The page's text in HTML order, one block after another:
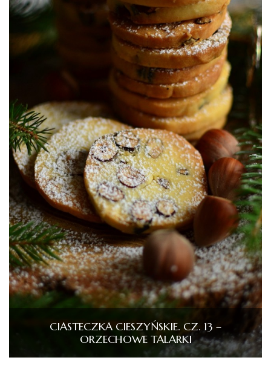
CIASTECZKA CIESZYŃSKIE. CZ. 13 –
ORZECHOWE TALARKI